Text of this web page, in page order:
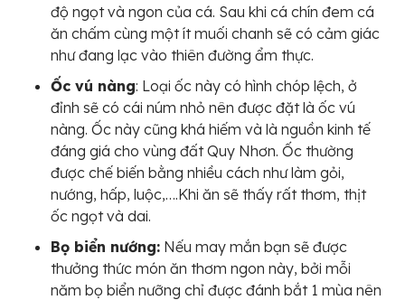
độ ngọt và ngon của cá. Sau khi cá chín đem cá
ăn chấm cùng một ít muối chanh sẽ có cảm giác
như đang lạc vào thiên đường ẩm thực.
Ốc vú nàng: Loại ốc này có hình chóp lệch, ở
đỉnh sẽ có cái núm nhỏ nên được đặt là ốc vú
nàng. Ốc này cũng khá hiếm và là nguồn kinh tế
đáng giá cho vùng đất Quy Nhơn. Ốc thường
được chế biến bằng nhiều cách như làm gỏi,
nướng, hấp, luộc,….Khi ăn sẽ thấy rất thơm, thịt
ốc ngọt và dai.
Bọ biển nướng: Nếu may mắn bạn sẽ được
thưởng thức món ăn thơm ngon này, bởi mỗi
năm bọ biển nưỡng chỉ được đánh bắt 1 mùa nên